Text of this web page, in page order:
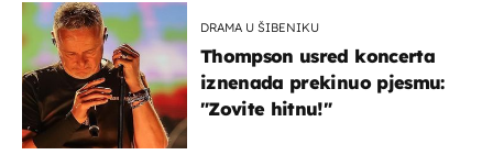
DRAMA U ŠIBENIKU
Thompson usred koncerta
iznenada prekinuo pjesmu:
"Zovite hitnu!"